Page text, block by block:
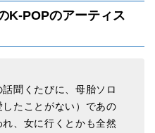
K-POPのアーティス
聞くたびに、母胎ソロ
したことがない）であの
、女に行くとかも全然